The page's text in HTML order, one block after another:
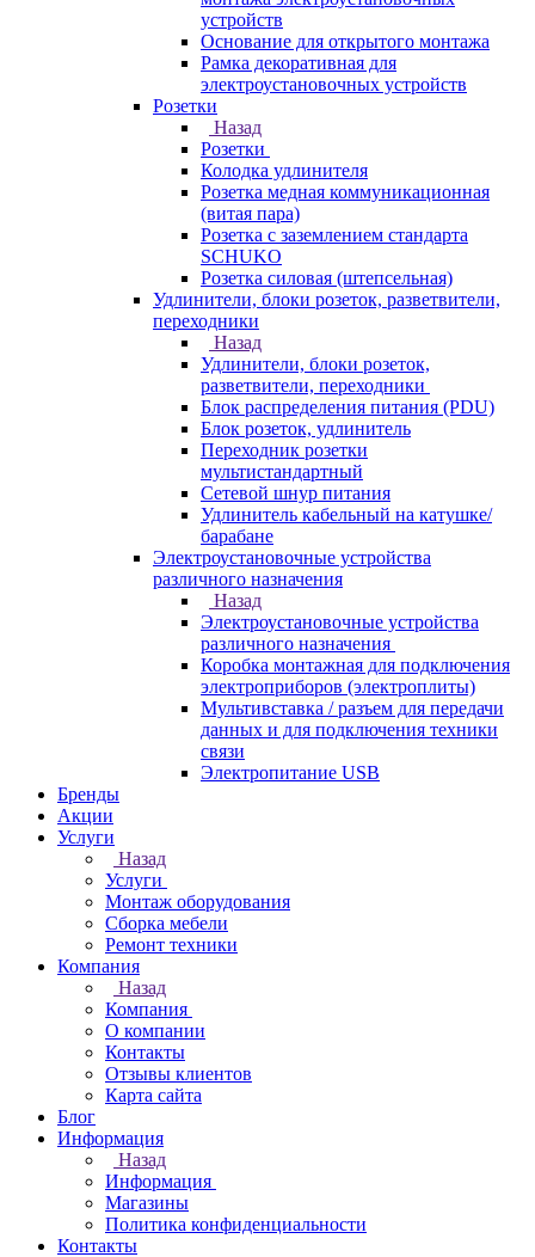
устройств
Основание для открытого монтажа
Рамка декоративная для
электроустановочных устройств
Розетки
Назад
Розетки
Колодка удлинителя
Розетка медная коммуникационная
(витая пара)
Розетка с заземлением стандарта
SCHUKO
Розетка силовая (штепсельная)
Удлинители, блоки розеток, разветвители,
переходники
Назад
Удлинители, блоки розеток,
разветвители, переходники
Блок распределения питания (PDU)
Блок розеток, удлинитель
Переходник розетки
мультистандартный
Сетевой шнур питания
Удлинитель кабельный на катушке/
барабане
Электроустановочные устройства
различного назначения
Назад
Электроустановочные устройства
различного назначения
Коробка монтажная для подключения
электроприборов (электроплиты)
Мультивставка / разъем для передачи
данных и для подключения техники
связи
Электропитание USB
Бренды
Акции
Услуги
Назад
Услуги
Монтаж оборудования
Сборка мебели
Ремонт техники
Компания
Назад
Компания
О компании
Контакты
Отзывы клиентов
Карта сайта
Блог
Информация
Назад
Информация
Магазины
Политика конфиденциальности
Контакты